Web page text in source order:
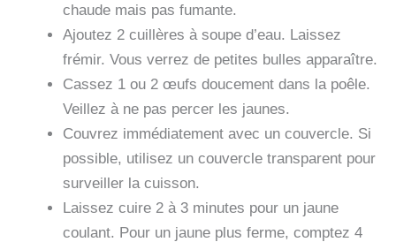
chaude mais pas fumante.
Ajoutez 2 cuillères à soupe d’eau. Laissez
frémir. Vous verrez de petites bulles apparaître.
Cassez 1 ou 2 œufs doucement dans la poêle.
Veillez à ne pas percer les jaunes.
Couvrez immédiatement avec un couvercle. Si
possible, utilisez un couvercle transparent pour
surveiller la cuisson.
Laissez cuire 2 à 3 minutes pour un jaune
coulant. Pour un jaune plus ferme, comptez 4